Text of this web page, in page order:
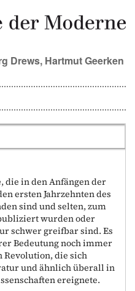
Drews, Hartmut Geerken
die in den Anfängen der
ersten Jahrzehnten des
sind und selten, zum
wurden oder
schwer greifbar sind. Es
Bedeutung noch immer
Revolution, die sich
und ähnlich überall in
ereignete.